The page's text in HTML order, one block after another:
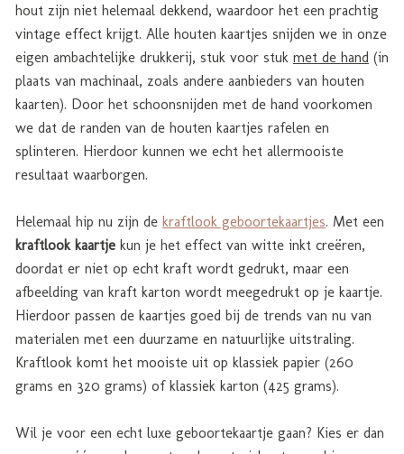
hout zijn niet helemaal dekkend, waardoor het een prachtig
vintage effect krijgt. Alle houten kaartjes snijden we in onze
eigen ambachtelijke drukkerij, stuk voor stuk met de hand (in
plaats van machinaal, zoals andere aanbieders van houten
kaarten). Door het schoonsnijden met de hand voorkomen
we dat de randen van de houten kaartjes rafelen en
splinteren. Hierdoor kunnen we echt het allermooiste
resultaat waarborgen.
Helemaal hip nu zijn de kraftlook geboortekaartjes. Met een
kraftlook kaartje kun je het effect van witte inkt creëren,
doordat er niet op echt kraft wordt gedrukt, maar een
afbeelding van kraft karton wordt meegedrukt op je kaartje.
Hierdoor passen de kaartjes goed bij de trends van nu van
materialen met een duurzame en natuurlijke uitstraling.
Kraftlook komt het mooiste uit op klassiek papier (260
grams en 320 grams) of klassiek karton (425 grams).
Wil je voor een echt luxe geboortekaartje gaan? Kies er dan